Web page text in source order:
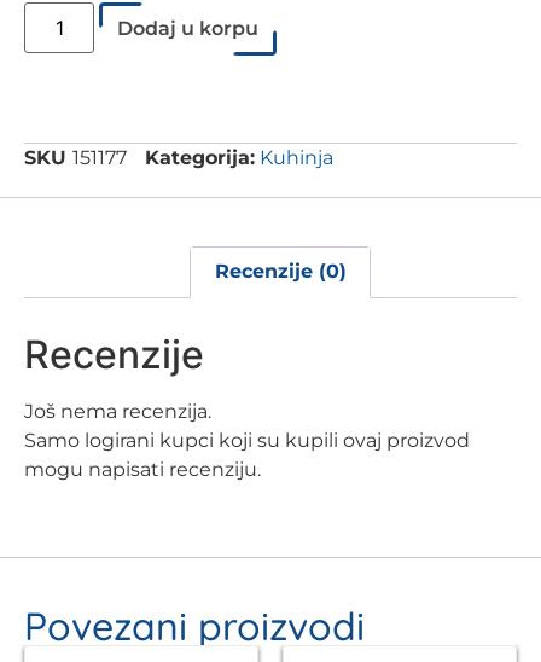
Dodaj u korpu
SKU 151177 Kategorija: Kuhinja
Recenzije (0)
Recenzije
Još nema recenzija.
Samo logirani kupci koji su kupili ovaj proizvod
mogu napisati recenziju.
Povezani proizvodi